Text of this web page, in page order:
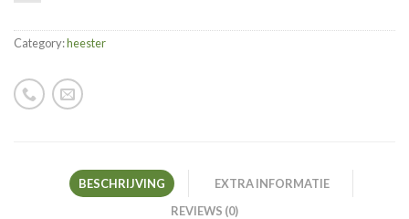
Category:heester
BESCHRIJVING
EXTRA INFORMATIE
REVIEWS (0)